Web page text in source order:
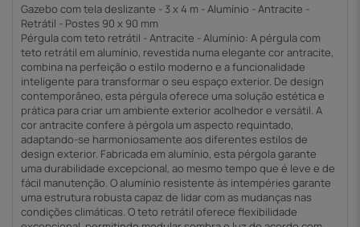
Gazebo com tela deslizante - 3 x 4 m - Alumínio - Antracite -
Retrátil - Postes 90 x 90 mm
Pérgula com teto retrátil - Antracite - Alumínio: A pérgula com
teto retrátil em alumínio, revestida numa elegante cor antracite,
combina na perfeição o estilo moderno e a funcionalidade
inteligente para transformar o seu espaço exterior. De design
contemporâneo, esta pérgula oferece uma solução estética e
prática para criar um ambiente exterior acolhedor e versátil. A
cor antracite confere à pérgola um aspecto requintado,
adaptando-se harmoniosamente aos diferentes estilos de
design exterior. Fabricada em alumínio, esta pérgola garante
uma durabilidade excepcional, ao mesmo tempo que é leve e de
fácil manutenção. O alumínio resistente às intempéries garante
uma estrutura robusta capaz de lidar com as mudanças nas
condições climáticas. O teto retrátil oferece flexibilidade